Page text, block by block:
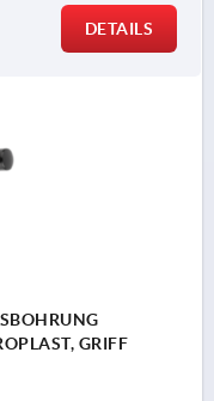
DETAILS
GRIFF